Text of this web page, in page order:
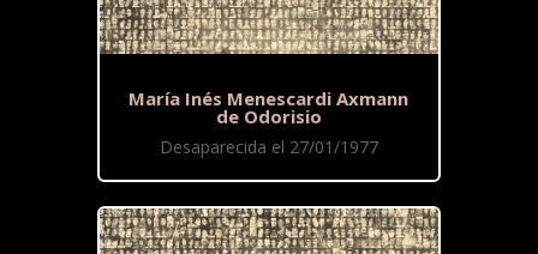
María Inés Menescardi Axmann
de Odorisio
Desaparecida el 27/01/1977